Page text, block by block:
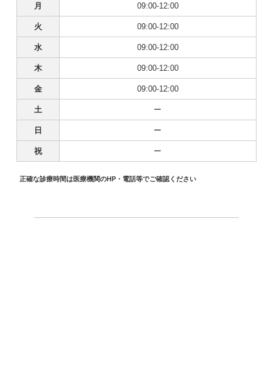
月 09:00-12:00
火 09:00-12:00
水 09:00-12:00
木 09:00-12:00
金 09:00-12:00
土 ー
日 ー
祝 ー
正確な診療時間は医療機関のHP・電話等でご確認ください